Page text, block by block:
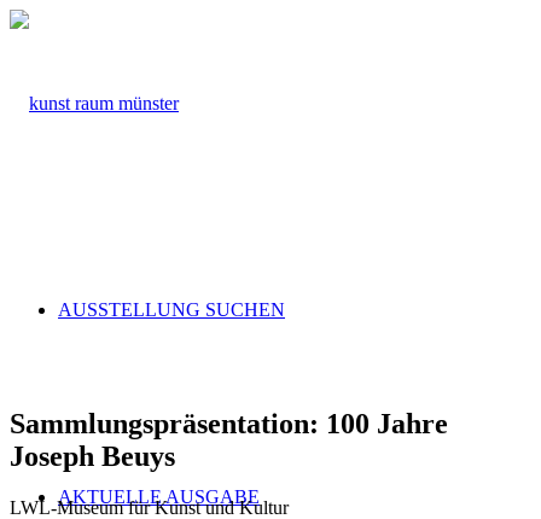
AUSSTELLUNG SUCHEN
AKTUELLE AUSGABE
Sammlungspräsentation: 100 Jahre
Joseph Beuys
LWL-Museum für Kunst und Kultur